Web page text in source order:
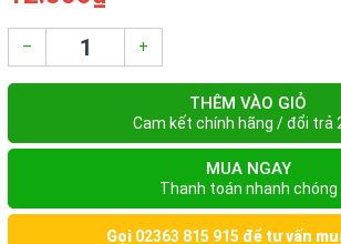
– +
THÊM VÀO GIỎ
Cam kết chính hãng / đổi trả
MUA NGAY
Thanh toán nhanh chóng
Gọi 02363 815 915 để tư vấn